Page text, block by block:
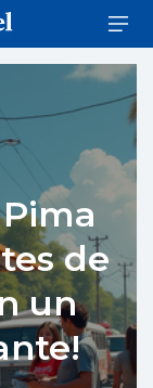
de
un